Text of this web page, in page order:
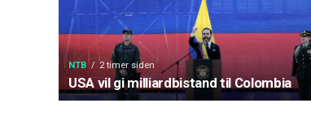
NTB 2 timer siden
USA vil gi milliardbistand til Colombia